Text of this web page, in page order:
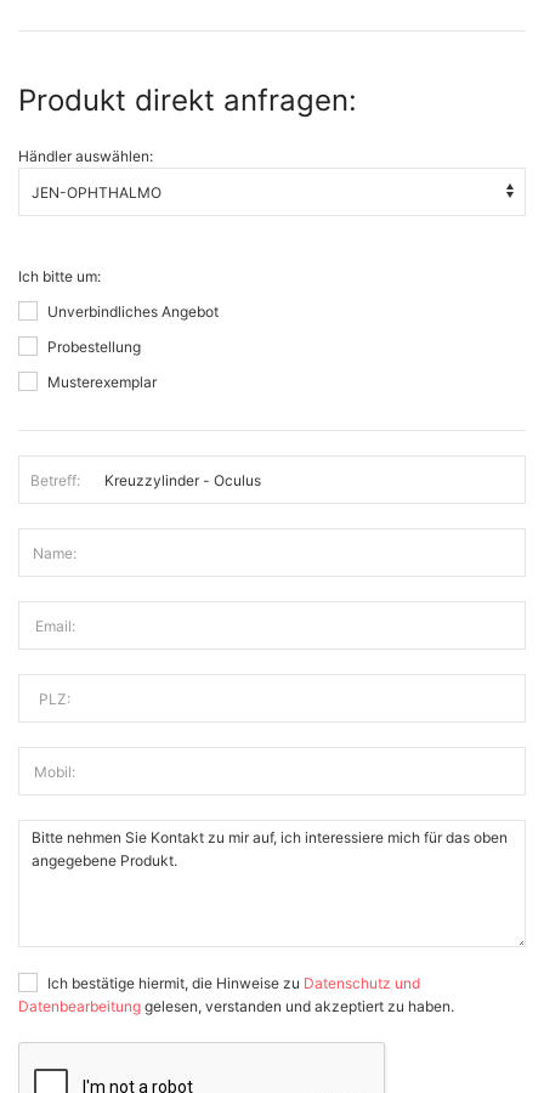
Produkt direkt anfragen:
Händler auswählen:
Ich bitte um:
Unverbindliches Angebot
Probestellung
Musterexemplar
Betreff:
Name:
Email:
PLZ:
Mobil:
Ich bestätige hiermit, die Hinweise zu Datenschutz und
Datenbearbeitung gelesen, verstanden und akzeptiert zu haben.